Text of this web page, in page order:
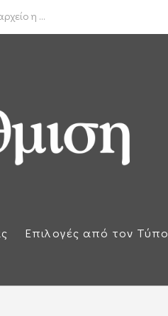
η ...
Επιλογές από τον Τύπο